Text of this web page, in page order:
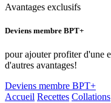
Avantages exclusifs
Deviens membre BPT+
pour ajouter profiter d'une
d'autres avantages!
Deviens membre BPT+
Accueil Recettes Collations